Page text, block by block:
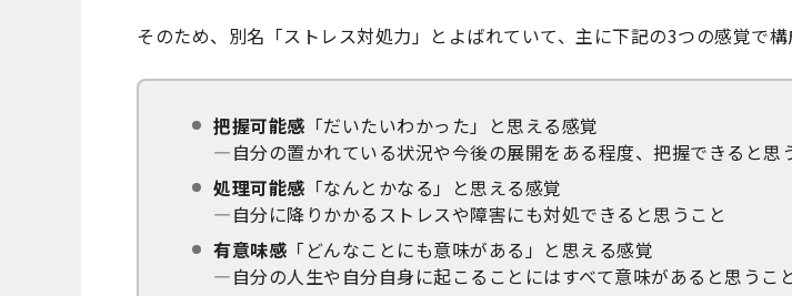
そのため、別名「ストレス対処力」とよばれていて、主に下記の3つの感覚で構
把握可能感 「だいたいわかった」と思える感覚
―自分の置かれている状況や今後の展開をある程度、把握できると思
処理可能感 「なんとかなる」と思える感覚
―自分に降りかかるストレスや障害にも対処できると思うこと
有意味感 「どんなことにも意味がある」と思える感覚
―自分の人生や自分自身に起こることにはすべて意味があると思うこ